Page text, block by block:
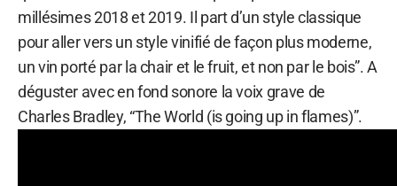
millésimes 2018 et 2019. Il part d’un style classique
pour aller vers un style vinifié de façon plus moderne,
un vin porté par la chair et le fruit, et non par le bois”. A
déguster avec en fond sonore la voix grave de
Charles Bradley, “The World (is going up in flames)”.